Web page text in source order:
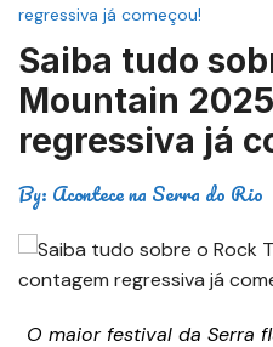
regressiva já começou!
Saiba tudo
Mountain
regressiva já
By: Acontece na Serra do Rio
O maior festival da Serra